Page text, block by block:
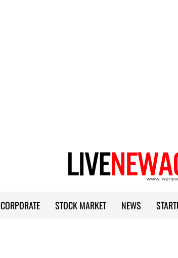
CORPORATE STOCK MARKET NEWS